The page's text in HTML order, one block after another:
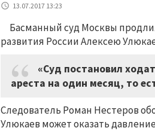
13.07.2017 13:23
Басманный суд Москвы
развития России Алексею
«Суд постановил
ареста на один месяц, то
Следователь Роман Нестеров
Улюкаев может оказать